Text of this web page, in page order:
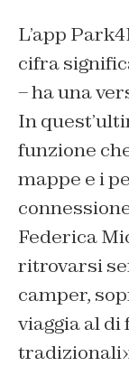
L’app
cifra
– ha una
In
funzione
mappe e i
Federica
ritrovarsi
camper,
viaggia al